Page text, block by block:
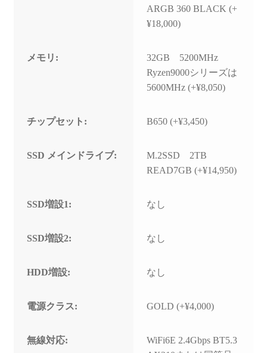
ARGB 360 BLACK (+
¥18,000)
メモリ:
32GB 5200MHz
Ryzen9000シリーズは
5600MHz (+¥8,050)
チップセット: B650 (+¥3,450)
SSD メインドライブ:
M.2SSD 2TB
READ7GB (+¥14,950)
SSD増設1: なし
SSD増設2: なし
HDD増設: なし
電源クラス: GOLD (+¥4,000)
無線対応:
WiFi6E 2.4Gbps BT5.3